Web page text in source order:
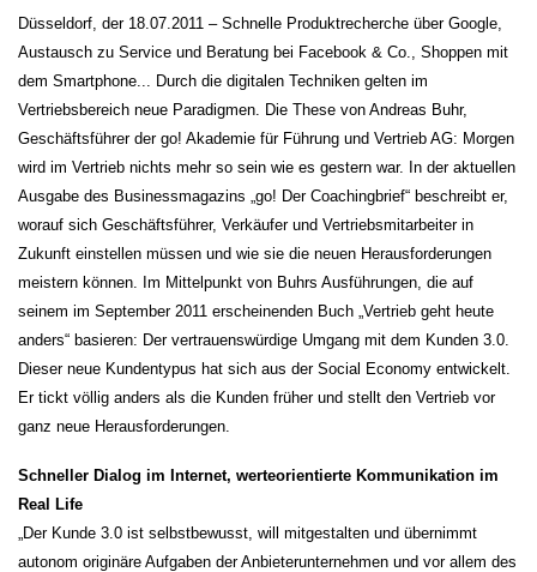
Düsseldorf, der 18.07.2011 – Schnelle Produktrecherche über Google,
Austausch zu Service und Beratung bei Facebook & Co., Shoppen mit
dem Smartphone... Durch die digitalen Techniken gelten im
Vertriebsbereich neue Paradigmen. Die These von Andreas Buhr,
Geschäftsführer der go! Akademie für Führung und Vertrieb AG: Morgen
wird im Vertrieb nichts mehr so sein wie es gestern war. In der aktuellen
Ausgabe des Businessmagazins „go! Der Coachingbrief“ beschreibt er,
worauf sich Geschäftsführer, Verkäufer und Vertriebsmitarbeiter in
Zukunft einstellen müssen und wie sie die neuen Herausforderungen
meistern können. Im Mittelpunkt von Buhrs Ausführungen, die auf
seinem im September 2011 erscheinenden Buch „Vertrieb geht heute
anders“ basieren: Der vertrauenswürdige Umgang mit dem Kunden 3.0.
Dieser neue Kundentypus hat sich aus der Social Economy entwickelt.
Er tickt völlig anders als die Kunden früher und stellt den Vertrieb vor
ganz neue Herausforderungen.
Schneller Dialog im Internet, werteorientierte Kommunikation im
Real Life
„Der Kunde 3.0 ist selbstbewusst, will mitgestalten und übernimmt
autonom originäre Aufgaben der Anbieterunternehmen und vor allem des